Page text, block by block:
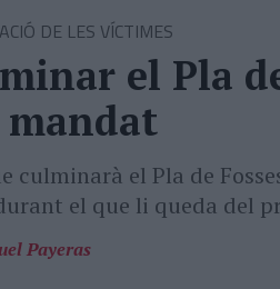
DE LES VÍCTIMES
el Pla
el Pla de
el que li queda del
Payeras